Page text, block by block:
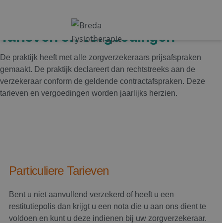
Tarieven en Vergoedingen
De praktijk heeft met alle zorgverzekeraars prijsafspraken
gemaakt. De praktijk declareert dan rechtstreeks aan de
verzekeraar conform de geldende contractafspraken. Deze
tarieven en vergoedingen worden jaarlijks herzien.
Particuliere Tarieven
Bent u niet aanvullend verzekerd of heeft u een
restitutiepolis dan krijgt u een nota die u aan ons dient te
voldoen en kunt u deze indienen bij uw zorgverzekeraar.